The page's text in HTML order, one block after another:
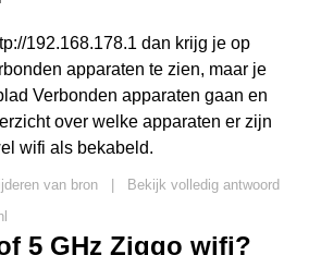
192.168.178.1 dan krijg je op
apparaten te zien, maar je
Verbonden apparaten gaan en
over welke apparaten er zijn
wifi als bekabeld.
van bron
Bekijk volledig antwoord
5 GHz Ziggo wifi?